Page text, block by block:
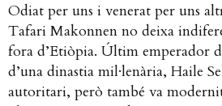
Odiat per uns i venerat per uns
Tafari Makonnen no deixa
fora d’Etiòpia. Últim emperador
d’una dinastia mil·lenària, Haile
autoritari, però també va